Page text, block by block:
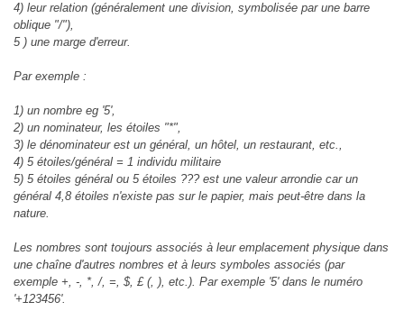
4) leur relation (généralement une division, symbolisée par une barre
oblique "/"),
5 ) une marge d'erreur.
Par exemple :
1) un nombre eg '5',
2) un nominateur, les étoiles "*",
3) le dénominateur est un général, un hôtel, un restaurant, etc.,
4) 5 étoiles/général = 1 individu militaire
5) 5 étoiles général ou 5 étoiles ??? est une valeur arrondie car un
général 4,8 étoiles n'existe pas sur le papier, mais peut-être dans la
nature.
Les nombres sont toujours associés à leur emplacement physique dans
une chaîne d'autres nombres et à leurs symboles associés (par
exemple +, -, *, /, =, $, £ (, ), etc.). Par exemple '5' dans le numéro
'+123456'.